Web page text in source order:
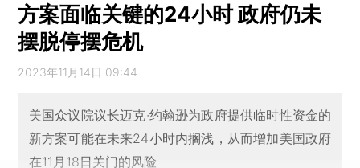
方案面临关键的24小时 政府仍未
摆脱停摆危机
2023年11月14日 09:44
美国众议院议长迈克·约翰逊为政府提供临时性资金的
新方案可能在未来24小时内搁浅，从而增加美国政府
在11月18日关门的风险